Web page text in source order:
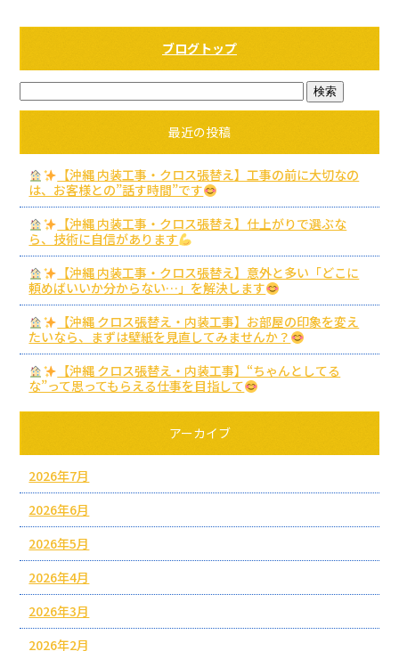
ブログトップ
最近の投稿
【沖縄 内装工事・クロス張替え】工事の前に大切なの
は、お客様との”話す時間”です
【沖縄 内装工事・クロス張替え】仕上がりで選ぶな
ら、技術に自信があります
【沖縄 内装工事・クロス張替え】意外と多い「どこに
頼めばいいか分からない…」を解決します
【沖縄 クロス張替え・内装工事】お部屋の印象を変え
たいなら、まずは壁紙を見直してみませんか？
【沖縄 クロス張替え・内装工事】“ちゃんとしてる
な”って思ってもらえる仕事を目指して
アーカイブ
2026年7月
2026年6月
2026年5月
2026年4月
2026年3月
2026年2月